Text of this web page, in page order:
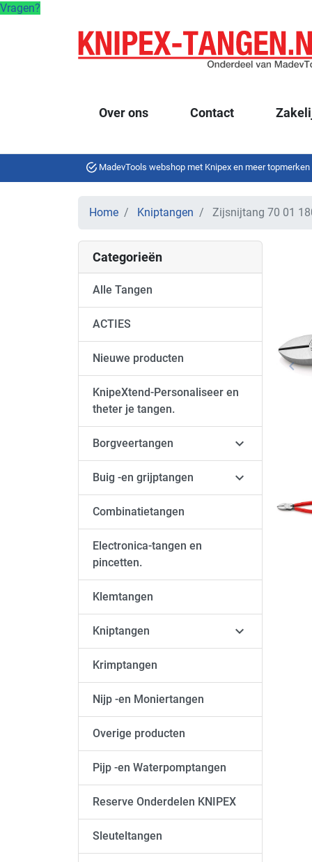
Vragen?
Over ons Contact
MadevTools webshop met Knipex en meer topmerken
Home Kniptangen Zijsnijtang 70 01
Categorieën
Alle Tangen
ACTIES
Nieuwe producten
KnipeXtend-Personaliseer en
theter je tangen.
Borgveertangen 
Buig -en grijptangen 
Combinatietangen
Electronica-tangen en
pincetten.
Klemtangen
Kniptangen 
Krimptangen
Nijp -en Moniertangen
Overige producten
Pijp -en Waterpomptangen
Reserve Onderdelen KNIPEX
Sleuteltangen
keyboard_arrow_left